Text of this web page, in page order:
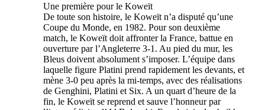
Une première pour le Koweït
De toute son histoire, le Koweït n’a disputé qu’une
Coupe du Monde, en 1982. Pour son deuxième
match, le Koweït doit affronter la France, battue en
ouverture par l’Angleterre 3-1. Au pied du mur, les
Bleus doivent absolument s’imposer. L’équipe dans
laquelle figure Platini prend rapidement les devants, et
mène 3-0 peu après la mi-temps, avec des réalisations
de Genghini, Platini et Six. A un quart d’heure de la
fin, le Koweït se reprend et sauve l’honneur par